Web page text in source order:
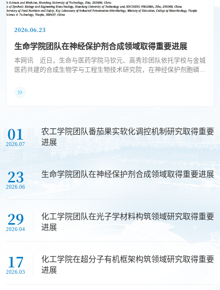
稷下讲坛（自然科学）第711期—第十二届全国组合数学与图论大会暨中国数学会组合数学与图论专业委员会委员会议
2026.06.23
生命学院团队在神经保护剂合成领域取得重要进展
本网讯 近日，生命与医药学院马钦元、高秀珍团队依托学校与金城
医药共建的合成生物学与工程生物技术研究院，在神经保护剂胞磷胆
维持细胞膜完整性和神经修复等领域具有临床应用价值。利用枯草芽
01
2026.07
农工学院团队番茄果实软化调控机制研究取得重要
进展
23
2026.06
生命学院团队在神经保护剂合成领域取得重要进展
29
2026.04
化工学院团队在光子学材料构筑领域研究取得重要
进展
17
2026.03
化工学院在超分子有机框架构筑领域研究取得重要
进展